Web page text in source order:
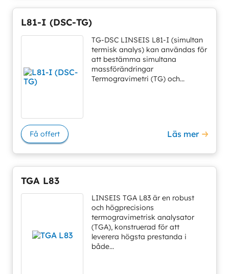
L81-I (DSC-TG)
TG-DSC LINSEIS L81-I (simultan
termisk analys) kan användas för
att bestämma simultana
massförändringar
Termogravimetri (TG) och...
Få offert Läs mer
TGA L83
LINSEIS TGA L83 är en robust
och högprecisions
termogravimetrisk analysator
(TGA), konstruerad för att
leverera högsta prestanda i
både...